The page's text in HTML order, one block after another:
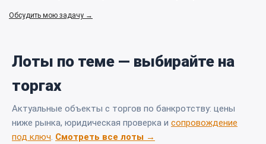
Обсудить мою задачу →
Лоты по теме — выбирайте на
торгах
Актуальные объекты с торгов по банкротству: цены
ниже рынка, юридическая проверка и сопровождение
под ключ. Смотреть все лоты →